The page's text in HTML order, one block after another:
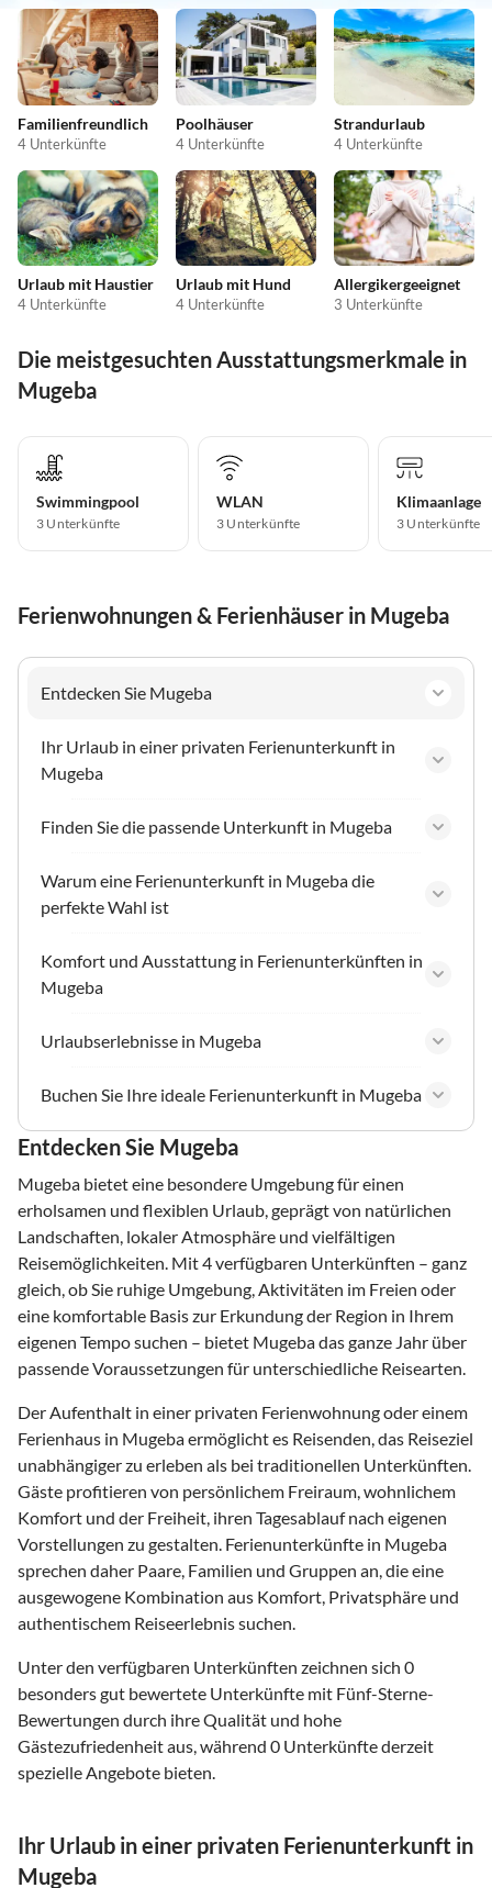
Familienfreundlich
4 Unterkünfte
Poolhäuser
4 Unterkünfte
Strandurlaub
4 Unterkünfte
Urlaub mit Haustier
4 Unterkünfte
Urlaub mit Hund
4 Unterkünfte
Allergikergeeignet
3 Unterkünfte
Die meistgesuchten Ausstattungsmerkmale in
Mugeba
Swimmingpool
3 Unterkünfte
WLAN
3 Unterkünfte
Klimaanlage
3 Unterkünfte
Ferienwohnungen & Ferienhäuser in Mugeba
Entdecken Sie Mugeba
Ihr Urlaub in einer privaten Ferienunterkunft in
Mugeba
Finden Sie die passende Unterkunft in Mugeba
Warum eine Ferienunterkunft in Mugeba die
perfekte Wahl ist
Komfort und Ausstattung in Ferienunterkünften in
Mugeba
Urlaubserlebnisse in Mugeba
Buchen Sie Ihre ideale Ferienunterkunft in Mugeba
Entdecken Sie Mugeba
Mugeba bietet eine besondere Umgebung für einen
erholsamen und flexiblen Urlaub, geprägt von natürlichen
Landschaften, lokaler Atmosphäre und vielfältigen
Reisemöglichkeiten. Mit 4 verfügbaren Unterkünften – ganz
gleich, ob Sie ruhige Umgebung, Aktivitäten im Freien oder
eine komfortable Basis zur Erkundung der Region in Ihrem
eigenen Tempo suchen – bietet Mugeba das ganze Jahr über
passende Voraussetzungen für unterschiedliche Reisearten.
Der Aufenthalt in einer privaten Ferienwohnung oder einem
Ferienhaus in Mugeba ermöglicht es Reisenden, das Reiseziel
unabhängiger zu erleben als bei traditionellen Unterkünften.
Gäste profitieren von persönlichem Freiraum, wohnlichem
Komfort und der Freiheit, ihren Tagesablauf nach eigenen
Vorstellungen zu gestalten. Ferienunterkünfte in Mugeba
sprechen daher Paare, Familien und Gruppen an, die eine
ausgewogene Kombination aus Komfort, Privatsphäre und
authentischem Reiseerlebnis suchen.
Unter den verfügbaren Unterkünften zeichnen sich 0
besonders gut bewertete Unterkünfte mit Fünf-Sterne-
Bewertungen durch ihre Qualität und hohe
Gästezufriedenheit aus, während 0 Unterkünfte derzeit
spezielle Angebote bieten.
Ihr Urlaub in einer privaten Ferienunterkunft in
Mugeba